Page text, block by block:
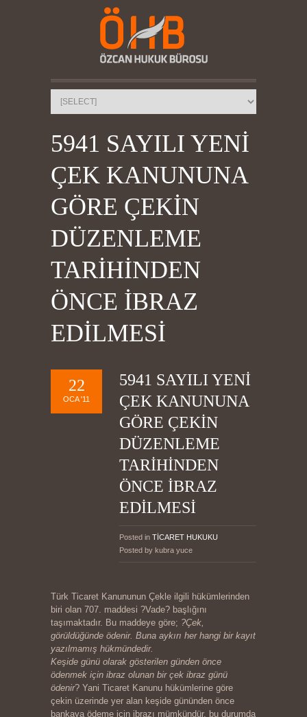
5941 SAYILI YENİ
ÇEK KANUNUNA
GÖRE ÇEKİN
DÜZENLEME
TARİHİNDEN
ÖNCE İBRAZ
EDİLMESİ
22
OCA '11
5941 SAYILI YENİ
ÇEK KANUNUNA
GÖRE ÇEKİN
DÜZENLEME
TARİHİNDEN
ÖNCE İBRAZ
EDİLMESİ
Posted in TİCARET HUKUKU
Posted by kubra yuce
Türk Ticaret Kanununun Çekle ilgili hükümlerinden
biri olan 707. maddesi ?Vade? başlığını
taşımaktadır. Bu maddeye göre; ?Çek,
görüldüğünde ödenir. Buna aykırı her hangi bir kayıt
yazılmamış hükmündedir.
Keşide günü olarak gösterilen günden önce
ödenmek için ibraz olunan bir çek ibraz günü
ödenir? Yani Ticaret Kanunu hükümlerine göre
çekin üzerinde yer alan keşide gününden önce
bankaya ödeme için ibrazı mümkündür, bu durumda